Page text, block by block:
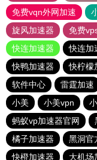
免费vqn外网加速
旋风加速器
免费
快连加速器
快连加
快鸭加速器
快柠檬
软件中心
雷霆加速
小美
小美vpn
蚂蚁vp加速器官网
橘子加速器
黑洞官
快橙加速器
大机场